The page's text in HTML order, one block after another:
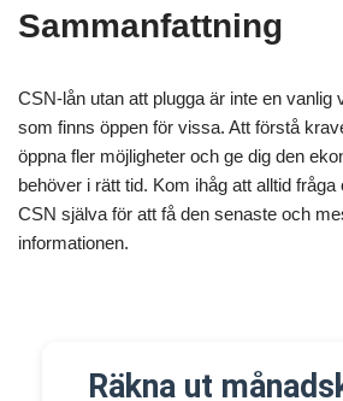
Sammanfattning
CSN-lån utan att plugga är inte en vanlig
som finns öppen för vissa. Att förstå
öppna fler möjligheter och ge dig den
behöver i rätt tid. Kom ihåg att alltid
CSN själva för att få den senaste och
informationen.
Räkna ut